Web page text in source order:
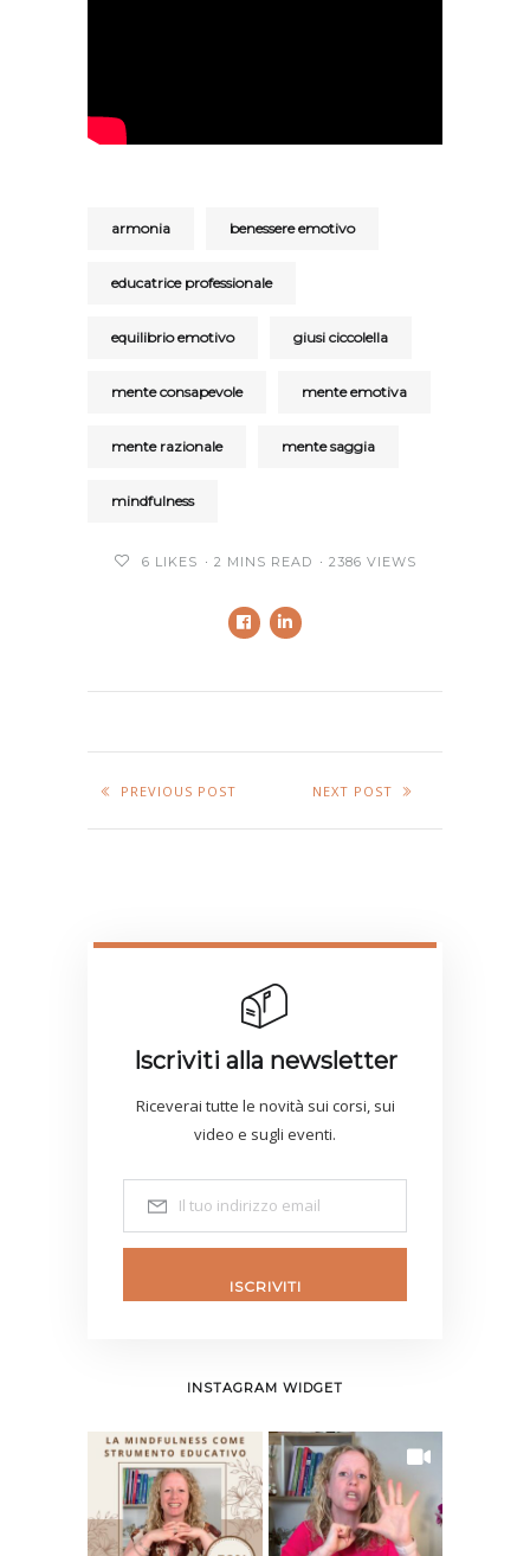
armonia benessere emotivo
educatrice professionale
equilibrio emotivo giusi ciccolella
mente consapevole mente emotiva
mente razionale mente saggia
mindfulness
6 LIKES 2 MINS READ 2386 VIEWS
PREVIOUS POST NEXT POST
Iscriviti alla newsletter
Riceverai tutte le novità sui corsi, sui
video e sugli eventi.
ISCRIVITI
INSTAGRAM WIDGET